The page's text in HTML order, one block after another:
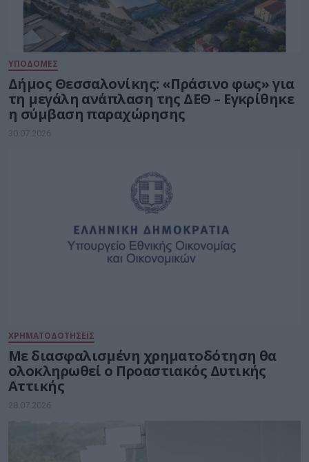
ΥΠΟΔΟΜΕΣ
Δήμος Θεσσαλονίκης: «Πράσινο φως» για
τη μεγάλη ανάπλαση της ΔΕΘ – Εγκρίθηκε
η σύμβαση παραχώρησης
30.07.2026
ΧΡΗΜΑΤΟΔΟΤΗΣΕΙΣ
Με διασφαλισμένη χρηματοδότηση θα
ολοκληρωθεί ο Προαστιακός Δυτικής
Αττικής
28.07.2026